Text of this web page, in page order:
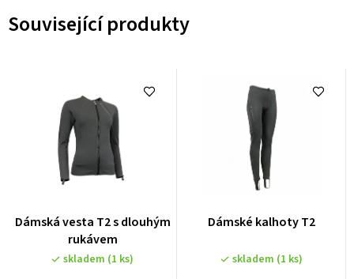
Související produkty
Dámská vesta T2 s dlouhým
rukávem
skladem (1 ks)
Dámské kalhoty T2
skladem (1 ks)